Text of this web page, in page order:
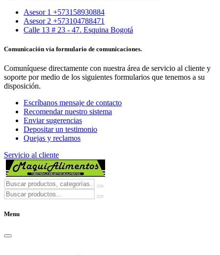
Asesor 1 +573158930884
Asesor 2 +573104788471
Calle 13 # 23 - 47. Esquina Bogotá
Comunicación vía formulario de comunicaciones.
Comuníquese directamente con nuestra área de servicio al cliente y
soporte por medio de los siguientes formularios que tenemos a su
disposición.
Escríbanos mensaje de contacto
Recomendar nuestro sistema
Enviar sugerencias
Depositar un testimonio
Quejas y reclamos
Servicio al cliente
Menu